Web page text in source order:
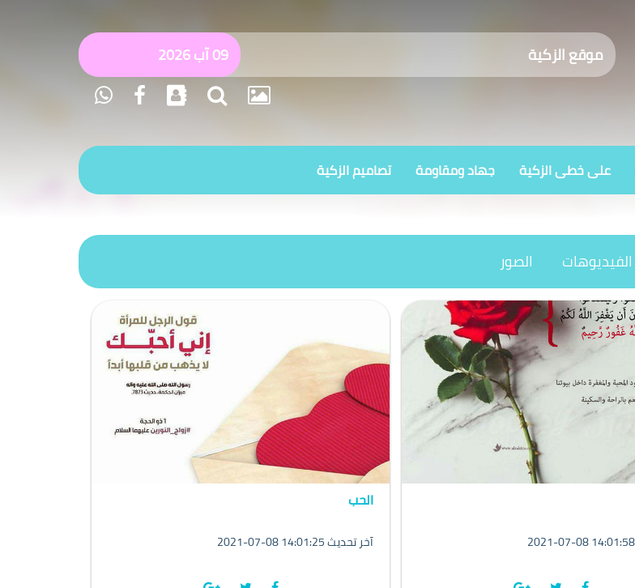
موقع الزكية 09 آب 2026
على خطى الزكية جهاد ومقاومة تصاميم الزكية
الفيديوهات الصور
الحب
2021-07-08 14:01:25 آخر تحديث